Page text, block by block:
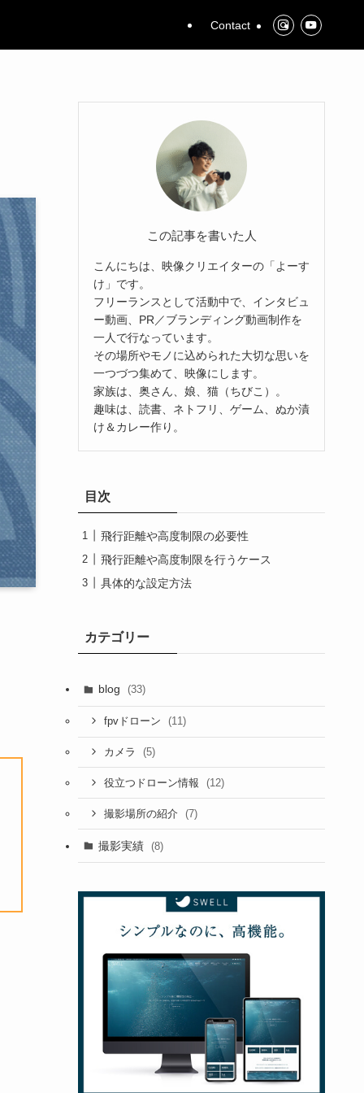
Contact
この記事を書いた人
こんにちは、映像クリエイターの「よーす
け」です。
フリーランスとして活動中で、インタビュ
ー動画、PR／ブランディング動画制作を
一人で行なっています。
その場所やモノに込められた大切な思いを
一つづつ集めて、映像にします。
家族は、奥さん、娘、猫（ちびこ）。
趣味は、読書、ネトフリ、ゲーム、ぬか漬
け＆カレー作り。
目次
飛行距離や高度制限の必要性
飛行距離や高度制限を行うケース
具体的な設定方法
カテゴリー
blog (33)
fpvドローン (11)
カメラ (5)
役立つドローン情報 (12)
撮影場所の紹介 (7)
撮影実績 (8)